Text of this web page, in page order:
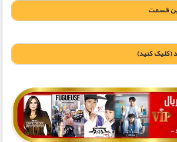
قسمت
(کليک کنيد)